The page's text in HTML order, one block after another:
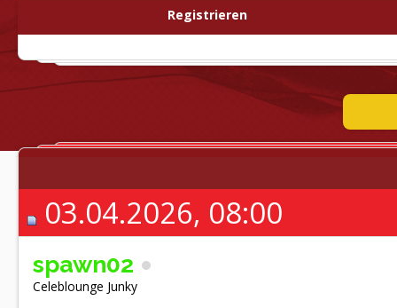
Registrieren
03.04.2026, 08:00
spawn02
Celeblounge Junky